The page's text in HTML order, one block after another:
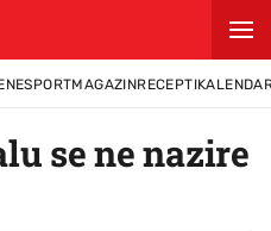
SPORTMAGAZINRECEPTI
se ne nazire